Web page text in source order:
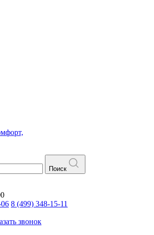
Поиск
8 (499) 348-15-11
звонок